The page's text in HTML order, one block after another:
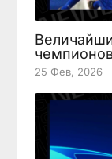
25 Фев, 2026